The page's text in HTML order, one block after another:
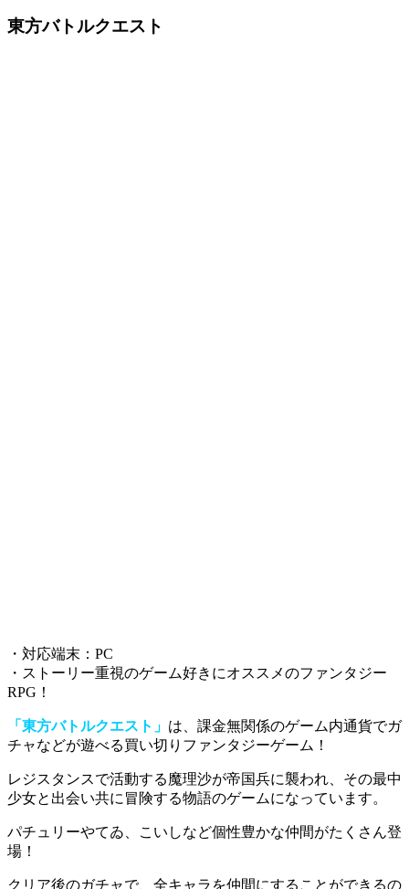
東方バトルクエスト
・対応端末：PC
・ストーリー重視のゲーム好きにオススメのファンタジー
RPG！
「東方バトルクエスト」 は、課金無関係のゲーム内通貨でガ
チャなどが遊べる買い切りファンタジーゲーム！
レジスタンスで活動する魔理沙が帝国兵に襲われ、その最中
少女と出会い共に冒険する物語のゲームになっています。
パチュリーやてゐ、こいしなど個性豊かな仲間がたくさん登
場！
クリア後のガチャで、全キャラを仲間にすることができるの